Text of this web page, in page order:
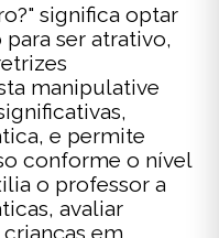
significa optar
ser atrativo,
manipulative
e permite
conforme o nível
o professor a
avaliar
em